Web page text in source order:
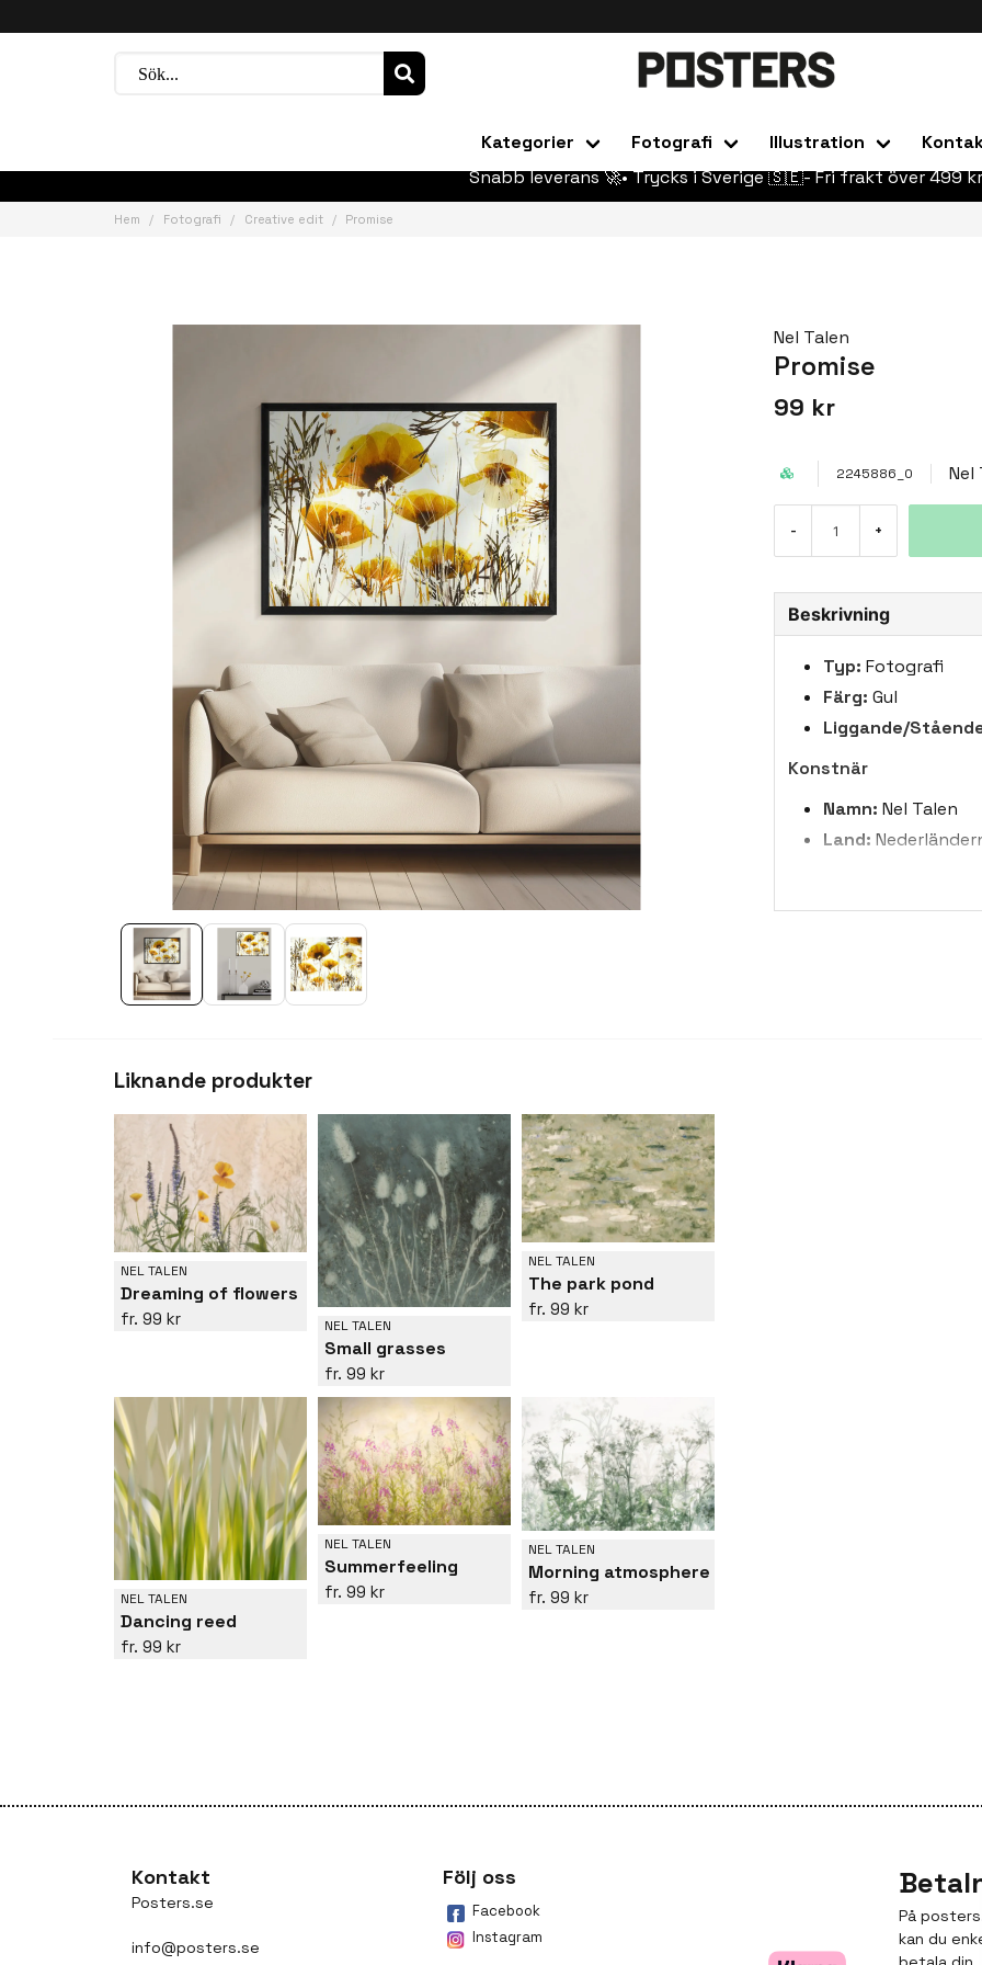
Kategorier Fotografi Illustration
Snabb leverans 🚀• Trycks i Sverige 🇸🇪- Fri frakt över 499
Hem Fotografi Creative edit Promise
Nel Talen
Promise
99 kr
2245886_0 Nel
- +
Beskrivning
Typ: Fotografi
Färg: Gul
Liggande/
Konstnär
Namn: Nel Talen
Land:
Nel
Hon är en
Liknande produkter
NEL TALEN
Dreaming of flowers
99 kr NEL TALEN
Small grasses
99 kr
NEL TALEN
The park pond
99 kr
NEL TALEN
Dancing reed
99 kr
NEL TALEN
Summerfeeling
99 kr
NEL TALEN
Morning atmosphere
99 kr
Kontakt
Posters.se
info@posters.se
Följ oss
Facebook
Instagram
På
kan du